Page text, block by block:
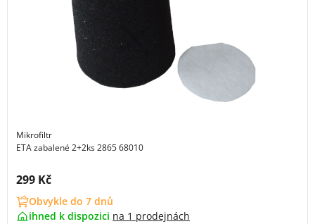
Mikrofiltr
ETA zabalené 2+2ks 2865 68010
Cena s DPH:
299 Kč
Obvykle do 7 dnů
ihned k dispozici na 1 prodejnách